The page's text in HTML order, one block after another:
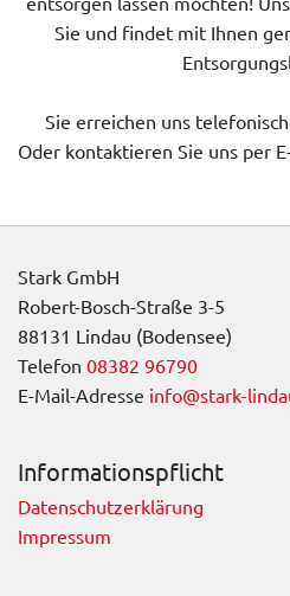
Sie und findet mit Ihnen
Sie erreichen uns
Oder kontaktieren Sie uns per
Stark GmbH
Robert-Bosch-Straße 3-5
88131 Lindau (Bodensee)
Telefon 08382 96790
E-Mail-Adresse info@stark-
Informationspflicht
Datenschutzerklärung
Impressum